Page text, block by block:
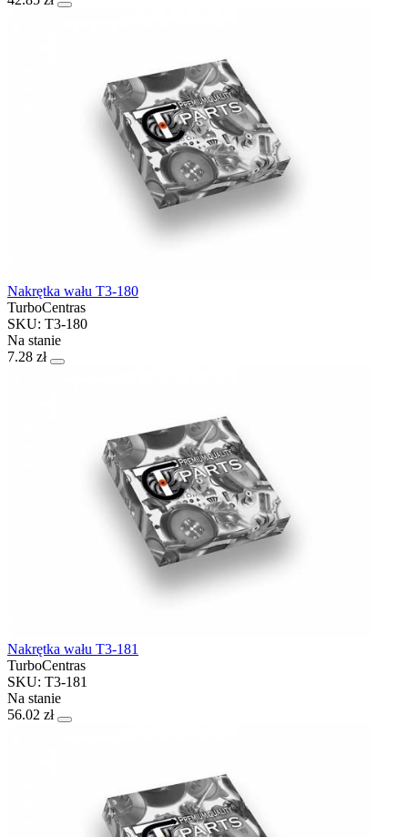
Nakrętka wału T3-180
TurboCentras
SKU: T3-180
Na stanie
7.28 zł
Nakrętka wału T3-181
TurboCentras
SKU: T3-181
Na stanie
56.02 zł